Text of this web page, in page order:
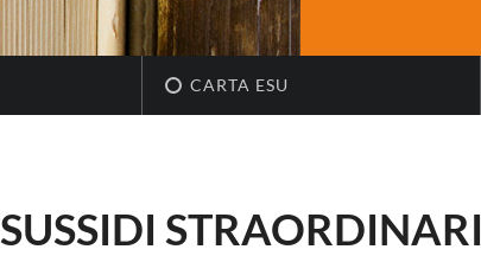
CARTA ESU
SUSSIDI STRAORDINARI